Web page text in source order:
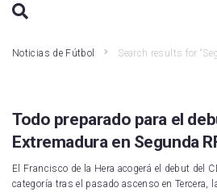
Noticias de Fútbol Search results for
Todo preparado para el
Extremadura en Segunda
El Francisco de la Hera acogerá el debut del
categoría tras el pasado ascenso en Tercera,